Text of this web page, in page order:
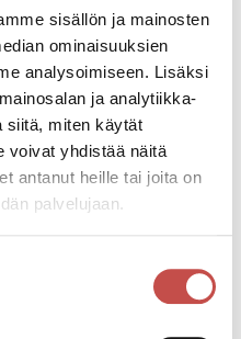
sisällön ja mainosten
ominaisuuksien
analysoimiseen. Lisäksi
ja analytiikka-
siitä, miten käytät
voivat yhdistää näitä
antanut heille tai joita on
palvelujaan.